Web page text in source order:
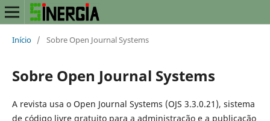
Início / Sobre Open Journal Systems
Sobre Open Journal Systems
A revista usa o Open Journal Systems (OJS 3.3.0.21), sistema
de código livre gratuito para a administração e a publicação